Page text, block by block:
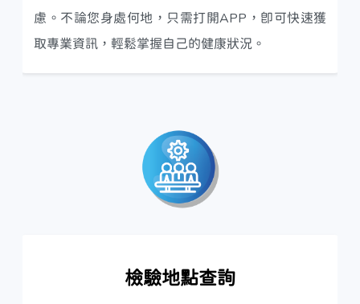
慮。不論您身處何地，只需打開APP，即可快速獲
取專業資訊，輕鬆掌握自己的健康狀況。
檢驗地點查詢